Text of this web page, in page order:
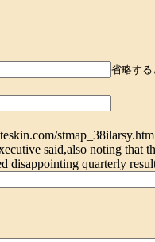
省略す
said,also noting
disappointing quarterly